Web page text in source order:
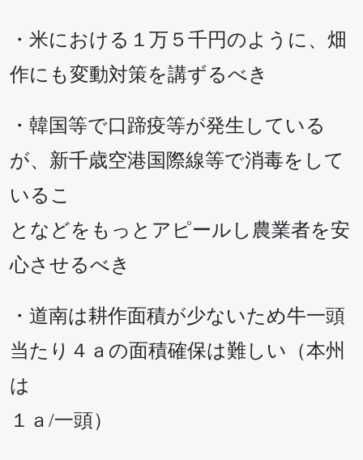
・米における１万５千円のように、畑
作にも変動対策を講ずるべき
・韓国等で口蹄疫等が発生している
が、新千歳空港国際線等で消毒をして
いるこ
となどをもっとアピールし農業者を安
心させるべき
・道南は耕作面積が少ないため牛一頭
当たり４ａの面積確保は難しい（本州
は
１ａ/一頭）